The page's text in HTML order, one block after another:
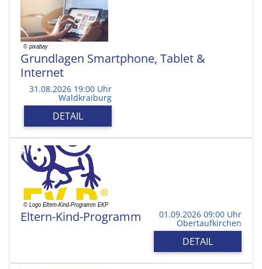
Grundlagen Smartphone, Tablet &
Internet
31.08.2026 19:00 Uhr
Waldkraiburg
DETAIL
Eltern-Kind-Programm 01.09.2026 09:00 Uhr
Obertaufkirchen
DETAIL